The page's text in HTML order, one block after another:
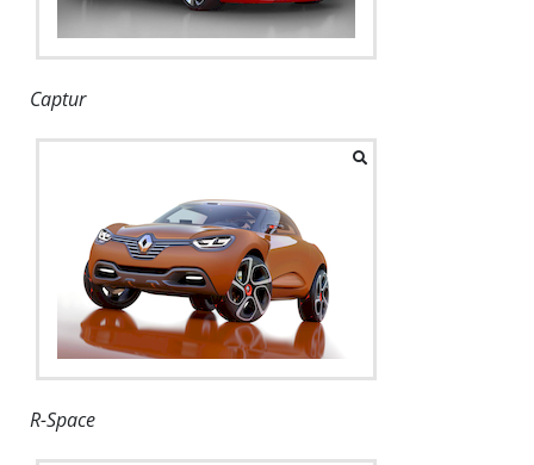
Captur
R-Space